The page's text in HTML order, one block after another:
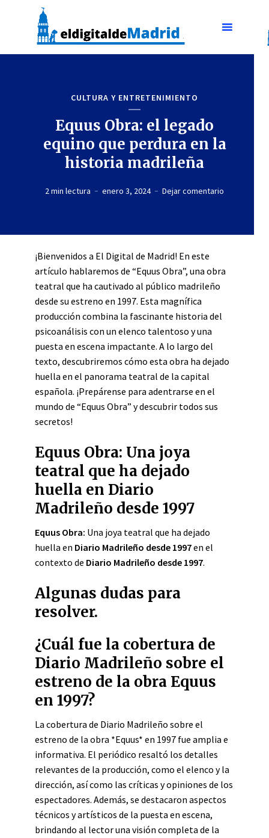
CULTURA Y ENTRETENIMIENTO
Equus Obra: el legado
equino que perdura en la
historia madrileña
2 min lectura enero 3, 2024 Dejar comentario
¡Bienvenidos a El Digital de Madrid! En este
artículo hablaremos de “Equus Obra”, una obra
teatral que ha cautivado al público madrileño
desde su estreno en 1997. Esta magnífica
producción combina la fascinante historia del
psicoanálisis con un elenco talentoso y una
puesta en escena impactante. A lo largo del
texto, descubriremos cómo esta obra ha dejado
huella en el panorama teatral de la capital
española. ¡Prepárense para adentrarse en el
mundo de “Equus Obra” y descubrir todos sus
secretos!
Equus Obra: Una joya
teatral que ha dejado
huella en Diario
Madrileño desde 1997
Equus Obra: Una joya teatral que ha dejado
huella en Diario Madrileño desde 1997en el
contexto de Diario Madrileño desde 1997.
Algunas dudas para
resolver.
¿Cuál fue la cobertura de
Diario Madrileño sobre el
estreno de la obra Equus
en 1997?
La cobertura de Diario Madrileño sobre el
estreno de la obra *Equus* en 1997 fue amplia e
informativa. El periódico resaltó los detalles
relevantes de la producción, como el elenco y la
dirección, así como las críticas y opiniones de los
espectadores. Además, se destacaron aspectos
técnicos y artísticos de la puesta en escena,
brindando al lector una visión completa de la